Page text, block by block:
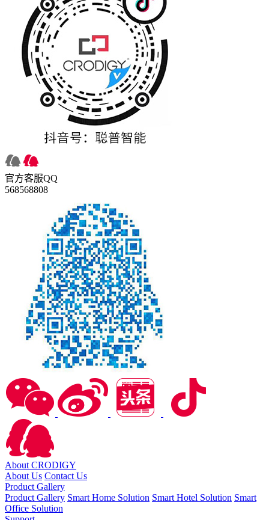
官方客服QQ
568568808
About CRODIGY
About Us Contact Us
Product Gallery
Product Gallery Smart Home Solution Smart Hotel Solution Smart
Office Solution